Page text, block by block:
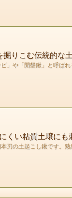
りこむ伝統的な
」や「開墾鍬」と呼ば
くい粘質土壌にも
刃の土起こし鍬です。